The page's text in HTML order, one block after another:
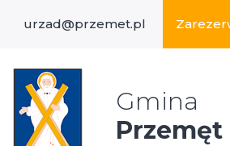
urzad@przemet.pl
Gmina
Przemęt
Wyszukaj w